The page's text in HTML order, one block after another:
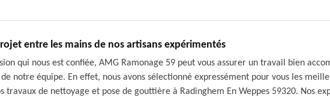
entre les mains de nos artisans expérimentés
qui nous est confiée, AMG Ramonage 59 peut vous assurer un travail bien
notre équipe. En effet, nous avons sélectionné expressément pour vous les
travaux de nettoyage et pose de gouttière à Radinghem En Weppes 59320. Nos